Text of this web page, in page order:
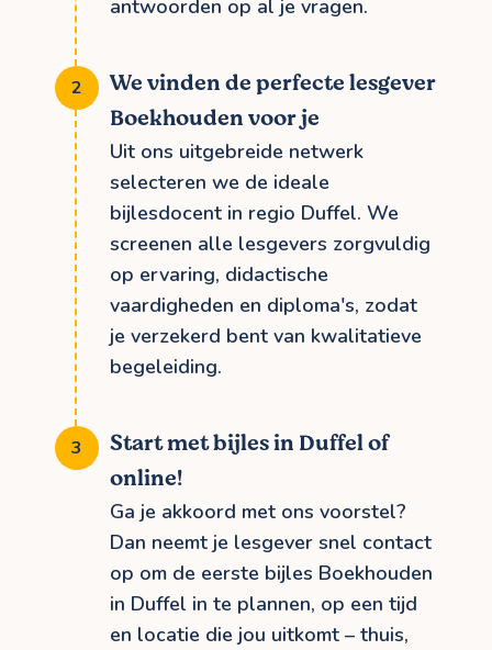
antwoorden op al je vragen.
We vinden de perfecte lesgever
Boekhouden voor je
Uit ons uitgebreide netwerk
selecteren we de ideale
bijlesdocent in regio Duffel. We
screenen alle lesgevers zorgvuldig
op ervaring, didactische
vaardigheden en diploma's, zodat
je verzekerd bent van kwalitatieve
begeleiding.
Start met bijles in Duffel of
online!
Ga je akkoord met ons voorstel?
Dan neemt je lesgever snel contact
op om de eerste bijles Boekhouden
in Duffel in te plannen, op een tijd
en locatie die jou uitkomt – thuis,